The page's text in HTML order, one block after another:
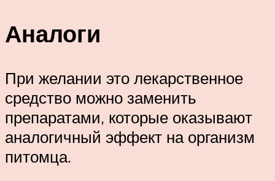
Аналоги
При желании это лекарственное
средство можно заменить
препаратами, которые оказывают
аналогичный эффект на организм
питомца.